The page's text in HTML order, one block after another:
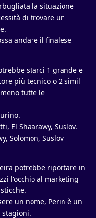
la situazione
di trovare un
andare il finalese
starci 1 grande e
più tecnico o 2 simil
tutte le
El Shaarawy, Suslov.
Solomon, Suslov.
potrebbe riportare in
l'occhio al marketing
un nome, Perin è un